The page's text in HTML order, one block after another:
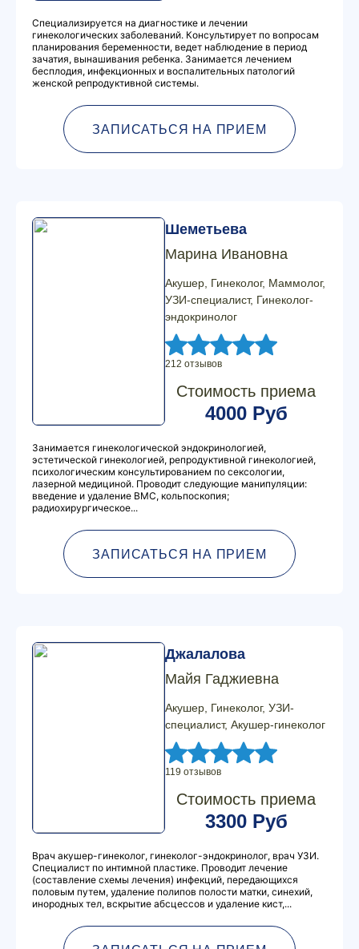
Специализируется на диагностике и лечении
гинекологических заболеваний. Консультирует по вопросам
планирования беременности, ведет наблюдение в период
зачатия, вынашивания ребенка. Занимается лечением
бесплодия, инфекционных и воспалительных патологий
женской репродуктивной системы.
ЗАПИСАТЬСЯ НА ПРИЕМ
Шеметьева
Марина Ивановна
Акушер, Гинеколог, Маммолог,
УЗИ-специалист, Гинеколог-
эндокринолог
212 отзывов
Стоимость приема
4000 Руб
Занимается гинекологической эндокринологией,
эстетической гинекологией, репродуктивной гинекологией,
психологическим консультированием по сексологии,
лазерной медициной. Проводит следующие манипуляции:
введение и удаление ВМС, кольпоскопия;
радиохирургическое...
ЗАПИСАТЬСЯ НА ПРИЕМ
Джалалова
Майя Гаджиевна
Акушер, Гинеколог, УЗИ-
специалист, Акушер-гинеколог
119 отзывов
Стоимость приема
3300 Руб
Врач акушер-гинеколог, гинеколог-эндокринолог, врач УЗИ.
Специалист по интимной пластике. Проводит лечение
(составление схемы лечения) инфекций, передающихся
половым путем, удаление полипов полости матки, синехий,
инородных тел, вскрытие абсцессов и удаление кист,...